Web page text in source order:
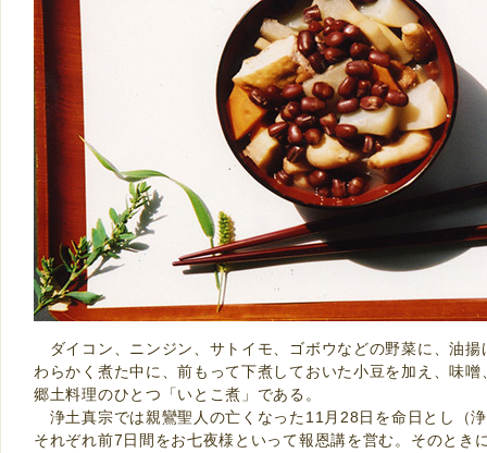
ダイコン、ニンジン、サトイモ、ゴボウなどの野菜に、油
わらかく煮た中に、前もって下煮しておいた小豆を加え、味
郷土料理のひとつ「いとこ煮」である。
浄土真宗では親鸞聖人の亡くなった11月28日を命日とし（
それぞれ前7日間をお七夜様といって報恩講を営む。そのとき